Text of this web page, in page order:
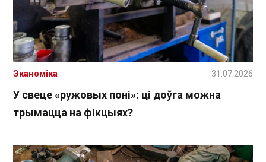
У свеце «ружовых поні»: ці доўга можна
трымацца на фікцыях?
Эканоміка 31.07.2026